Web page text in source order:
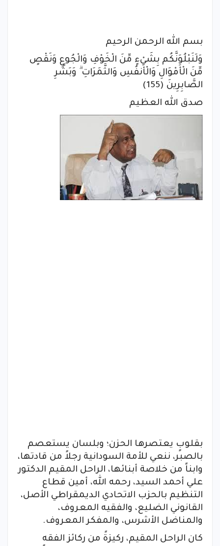
بسم الله الرحمن الرحيم
وَلَنَبْلُوَنَّكُم بِشَيْءٍ مِّنَ الْخَوْفِ وَالْجُوعِ وَنَقْصٍ
مِّنَ الْأَمْوَالِ وَالْأَنفُسِ وَالثَّمَرَاتِ ۗ وَبَشِّرِ
الصَّابِرِينَ (155)
صدق الله العظيم
بقلوبٍ يعتصرها الحزن؛ وبلسان يستعصم
بالصبر، ننعي للأمة السودانية رجلاً من قادتها،
وابناً من خلاصة أبنائها، الراحل المقيم الدكتور
علي أحمد السيد، رحمه الله، أمين قطاع
التنظيم بالحزب الاتحادي الديمقراطي الأصل،
القانوني الضليع، والفقيه المعروف،
والمناضل الأشرس، والمفكر المعروف.
كان الراحل المقيم، ركيزةً من ركائز الفقه